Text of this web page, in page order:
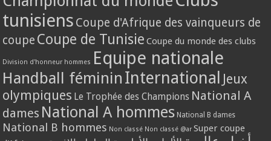
tunisiens Coupe d'Afrique des vainqueurs de
coupe Coupe de Tunisie Coupe du monde des clubs
Division d'honneur hommes Equipe nationale
Handball féminin International
Jeux
olympiques Le Trophée des Champions National A
dames National A hommes National B dames
National B hommes Non classé Non classé @ar Super coupe